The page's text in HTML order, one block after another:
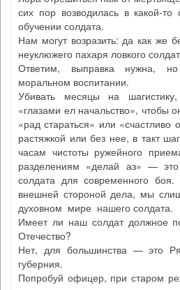
сих пор возводилась в какой-то
обучении солдата.
Нам могут возразить: да как же
неуклюжего пахаря ловкого
Ответим, выправка нужна, но
моральном воспитании.
Убивать месяцы на
«глазами ел начальство», чтобы
«рад стараться» или «счастливо
растяжкой или без нее, в такт
часам чистоты ружейного
разделениям «делай аз» — это
солдата для современного
внешней стороной дела, мы
духовном мире нашего солдата.
Имеет ли наш солдат должное
Отечество?
Нет, для большинства — это
губерния.
Попробуй офицер, при старом